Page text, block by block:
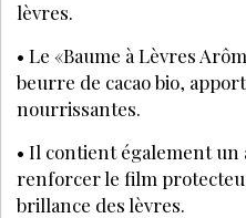
lèvres.
• Le «Baume à Lèvres
beurre de cacao bio,
nourrissantes.
• Il contient également
renforcer le film
brillance des lèvres.